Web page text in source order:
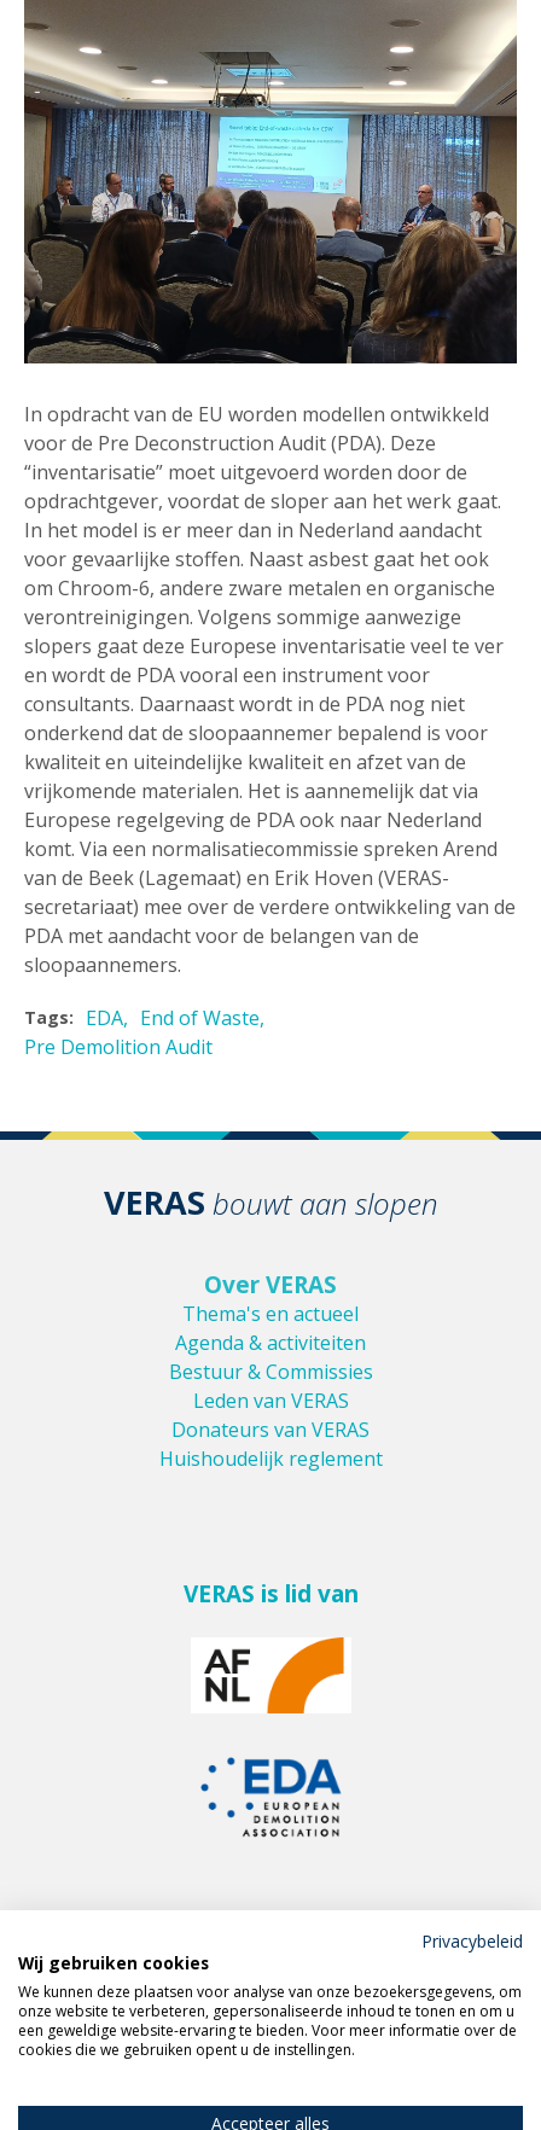
In opdracht van de EU worden modellen ontwikkeld
voor de Pre Deconstruction Audit (PDA). Deze
“inventarisatie” moet uitgevoerd worden door de
opdrachtgever, voordat de sloper aan het werk gaat.
In het model is er meer dan in Nederland aandacht
voor gevaarlijke stoffen. Naast asbest gaat het ook
om Chroom-6, andere zware metalen en organische
verontreinigingen. Volgens sommige aanwezige
slopers gaat deze Europese inventarisatie veel te ver
en wordt de PDA vooral een instrument voor
consultants. Daarnaast wordt in de PDA nog niet
onderkend dat de sloopaannemer bepalend is voor
kwaliteit en uiteindelijke kwaliteit en afzet van de
vrijkomende materialen. Het is aannemelijk dat via
Europese regelgeving de PDA ook naar Nederland
komt. Via een normalisatiecommissie spreken Arend
van de Beek (Lagemaat) en Erik Hoven (VERAS-
secretariaat) mee over de verdere ontwikkeling van de
PDA met aandacht voor de belangen van de
sloopaannemers.
Tags: EDA
End of Waste
Pre Demolition Audit
VERAS bouwt aan slopen
Over VERAS
Thema's en actueel
Agenda & activiteiten
Bestuur & Commissies
Leden van VERAS
Donateurs van VERAS
Huishoudelijk reglement
VERAS is lid van
Meld je aan voor de
VERAS nieuwsbrief
Volg VERAS op
Privacybeleid
Wij gebruiken cookies
We kunnen deze plaatsen voor analyse van onze bezoekersgegevens, om
onze website te verbeteren, gepersonaliseerde inhoud te tonen en om u
een geweldige website-ervaring te bieden. Voor meer informatie over de
cookies die we gebruiken opent u de instellingen.
Accepteer alles